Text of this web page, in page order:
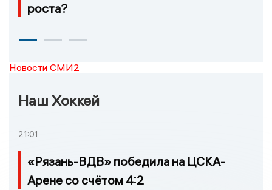
роста?
Новости СМИ2
Наш Хоккей
21:01
«Рязань-ВДВ» победила на ЦСКА-
Арене со счётом 4:2